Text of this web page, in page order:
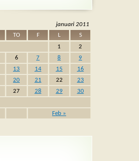
januari 2011
TO F L S
Feb »
1
2
6 7 8
9
13 14 15
16
20 21 22
23
27 28 29
30